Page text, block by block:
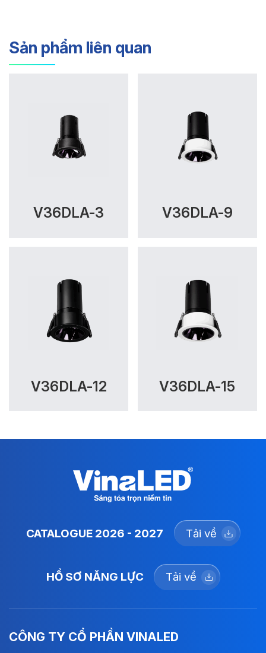
Sản phẩm liên quan
V36DLA-3 V36DLA-9
V36DLA-12 V36DLA-15
CATALOGUE 2026 - 2027 Tải về
HỒ SƠ NĂNG LỰC Tải về
CÔNG TY CỔ PHẦN VINALED